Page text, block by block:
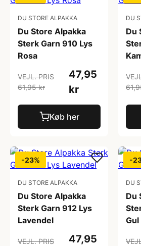
DU STORE ALPAKKA
Du Store Alpakka
Sterk Garn 910 Lys
Rosa
VEJL. PRIS
61,95 kr
47,95
kr
Køb her
DU
Du
-23%
DU STORE ALPAKKA
Du Store Alpakka
Sterk Garn 912 Lys
Lavendel
VEJL. PRIS
47,95
-
DU
Du
Gul